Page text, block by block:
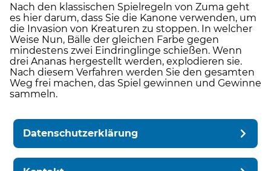
Nach den klassischen Spielregeln von Zuma geht
es hier darum, dass Sie die Kanone verwenden, um
die Invasion von Kreaturen zu stoppen. In welcher
Weise Nun, Bälle der gleichen Farbe gegen
mindestens zwei Eindringlinge schießen. Wenn
drei Ananas hergestellt werden, explodieren sie.
Nach diesem Verfahren werden Sie den gesamten
Weg frei machen, das Spiel gewinnen und Gewinne
sammeln.
Datenschutzerklärung